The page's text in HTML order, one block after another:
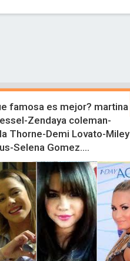
famosa es mejor? martina
Zendaya coleman-
Thorne-Demi Lovato-Miley
Selena Gomez....